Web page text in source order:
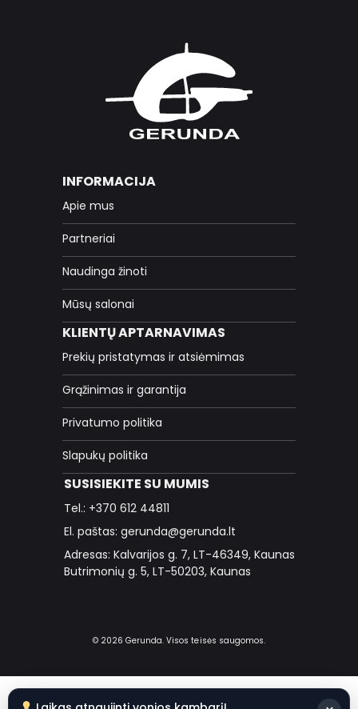
INFORMACIJA
Apie mus
Partneriai
Naudinga žinoti
Mūsų salonai
KLIENTŲ APTARNAVIMAS
Prekių pristatymas ir atsiėmimas
Grąžinimas ir garantija
Privatumo politika
Slapukų politika
SUSISIEKITE SU MUMIS
Tel.: +370 612 44811
El. paštas: gerunda@gerunda.lt
Adresas: Kalvarijos g. 7, LT-46349, Kaunas
Butrimonių g. 5, LT-50203, Kaunas
© 2026 Gerunda. Visos teisės saugomos.